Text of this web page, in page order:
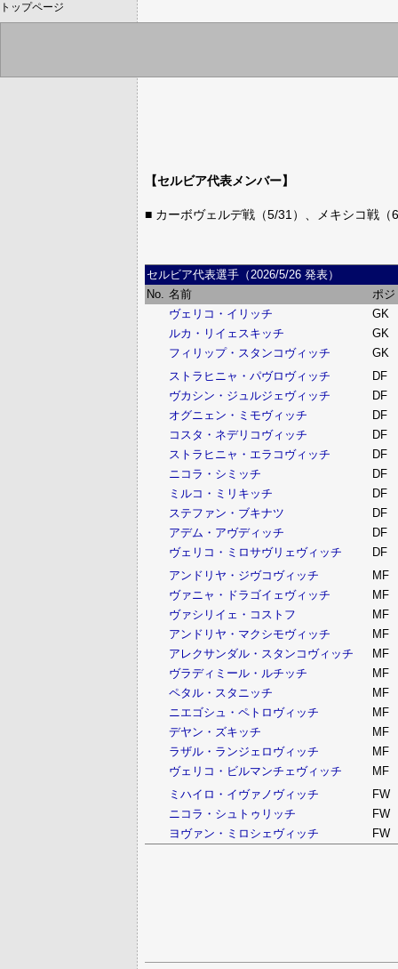
トップページ
【セルビア代表メンバー】
■ カーボヴェルデ戦（5/31）、メキシコ戦（
セルビア代表選手（2026/5/26 発表）
No. 名前
ポジ
ヴェリコ・イリッチ
GK
ルカ・リイェスキッチ
GK
フィリップ・スタンコヴィッチ
GK
ストラヒニャ・パヴロヴィッチ
DF
ヴカシン・ジュルジェヴィッチ
DF
オグニェン・ミモヴィッチ
DF
コスタ・ネデリコヴィッチ
DF
ストラヒニャ・エラコヴィッチ
DF
ニコラ・シミッチ
DF
ミルコ・ミリキッチ
DF
ステファン・ブキナツ
DF
アデム・アヴディッチ
DF
ヴェリコ・ミロサヴリェヴィッチ
DF
アンドリヤ・ジヴコヴィッチ
MF
ヴァニャ・ドラゴイェヴィッチ
MF
ヴァシリイェ・コストフ
MF
アンドリヤ・マクシモヴィッチ
MF
アレクサンダル・スタンコヴィッチ
MF
ヴラディミール・ルチッチ
MF
ペタル・スタニッチ
MF
ニエゴシュ・ペトロヴィッチ
MF
デヤン・ズキッチ
MF
ラザル・ランジェロヴィッチ
MF
ヴェリコ・ビルマンチェヴィッチ
MF
ミハイロ・イヴァノヴィッチ
FW
ニコラ・シュトゥリッチ
FW
ヨヴァン・ミロシェヴィッチ
FW